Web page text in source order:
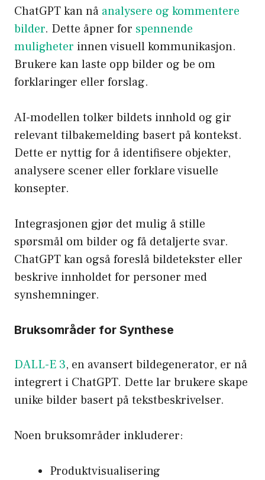
ChatGPT kan nå analysere og kommentere
bilder. Dette åpner for spennende
muligheter innen visuell kommunikasjon.
Brukere kan laste opp bilder og be om
forklaringer eller forslag.
AI-modellen tolker bildets innhold og gir
relevant tilbakemelding basert på kontekst.
Dette er nyttig for å identifisere objekter,
analysere scener eller forklare visuelle
konsepter.
Integrasjonen gjør det mulig å stille
spørsmål om bilder og få detaljerte svar.
ChatGPT kan også foreslå bildetekster eller
beskrive innholdet for personer med
synshemninger.
Bruksområder for Synthese
DALL-E 3, en avansert bildegenerator, er nå
integrert i ChatGPT. Dette lar brukere skape
unike bilder basert på tekstbeskrivelser.
Noen bruksområder inkluderer:
Produktvisualisering